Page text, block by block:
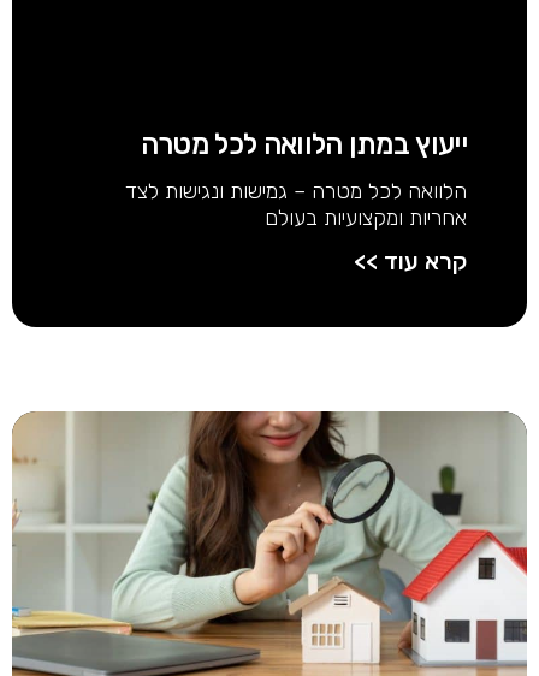
ייעוץ במתן הלוואה לכל מטרה
הלוואה לכל מטרה – גמישות ונגישות לצד
אחריות ומקצועיות בעולם
קרא עוד >>